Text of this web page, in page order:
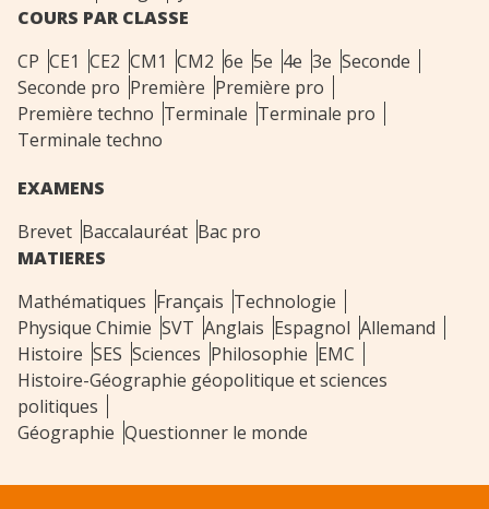
COURS PAR CLASSE
CP CE1 CE2 CM1 CM2 6e 5e 4e 3e Seconde
Seconde pro Première Première pro
Première techno Terminale Terminale pro
Terminale techno
EXAMENS
Brevet Baccalauréat Bac pro
MATIERES
Mathématiques Français Technologie
Physique Chimie SVT Anglais Espagnol Allemand
Histoire SES Sciences Philosophie EMC
Histoire-Géographie géopolitique et sciences
politiques
Géographie Questionner le monde